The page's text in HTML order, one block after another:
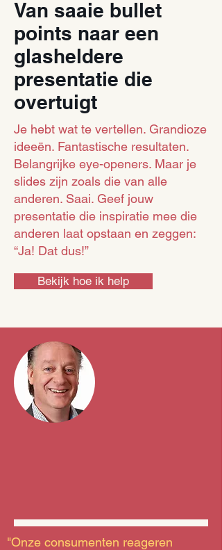
Van saaie bullet
points naar een
glasheldere
presentatie die
overtuigt
Je hebt wat te vertellen. Grandioze
ideeën. Fantastische resultaten.
Belangrijke eye-openers. Maar je
slides zijn zoals die van alle
anderen. Saai. Geef jouw
presentatie die inspiratie mee die
anderen laat opstaan en zeggen:
“Ja! Dat dus!”
Bekijk hoe ik help
"Onze consumenten reageren